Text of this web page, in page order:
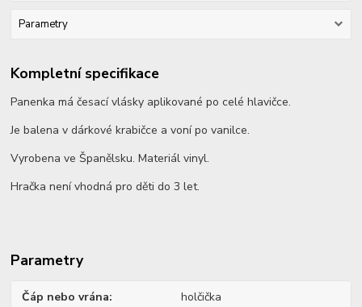
Parametry
Kompletní specifikace
Panenka má česací vlásky aplikované po celé hlavičce.
Je balena v dárkové krabičce a voní po vanilce.
Vyrobena ve Španělsku. Materiál vinyl.
Hračka není vhodná pro děti do 3 let.
Parametry
Čáp nebo vrána holčička